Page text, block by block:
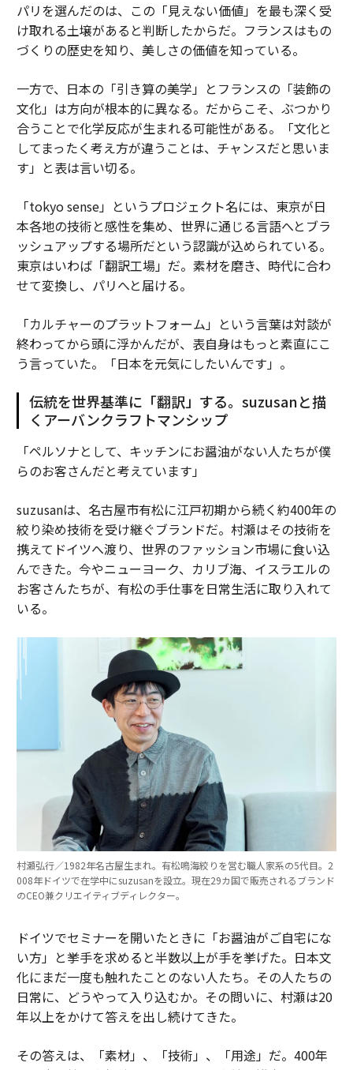
パリを選んだのは、この「見えない価値」を最も深く受
け取れる土壌があると判断したからだ。フランスはもの
づくりの歴史を知り、美しさの価値を知っている。
一方で、日本の「引き算の美学」とフランスの「装飾の
文化」は方向が根本的に異なる。だからこそ、ぶつかり
合うことで化学反応が生まれる可能性がある。「文化と
してまったく考え方が違うことは、チャンスだと思いま
す」と表は言い切る。
「tokyo sense」というプロジェクト名には、東京が日
本各地の技術と感性を集め、世界に通じる言語へとブラ
ッシュアップする場所だという認識が込められている。
東京はいわば「翻訳工場」だ。素材を磨き、時代に合わ
せて変換し、パリへと届ける。
「カルチャーのプラットフォーム」という言葉は対談が
終わってから頭に浮かんだが、表自身はもっと素直にこ
う言っていた。「日本を元気にしたいんです」。
伝統を世界基準に「翻訳」する。suzusanと描
くアーバンクラフトマンシップ
「ペルソナとして、キッチンにお醤油がない人たちが僕
らのお客さんだと考えています」
suzusanは、名古屋市有松に江戸初期から続く約400年の
絞り染め技術を受け継ぐブランドだ。村瀬はその技術を
携えてドイツへ渡り、世界のファッション市場に食い込
んできた。今やニューヨーク、カリブ海、イスラエルの
お客さんたちが、有松の手仕事を日常生活に取り入れて
いる。
村瀬弘行／1982年名古屋生まれ。有松鳴海絞りを営む職人家系の5代目。2
008年ドイツで在学中にsuzusanを設立。現在29カ国で販売されるブランド
のCEO兼クリエイティブディレクター。
ドイツでセミナーを開いたときに「お醤油がご自宅にな
い方」と挙手を求めると半数以上が手を挙げた。日本文
化にまだ一度も触れたことのない人たち。その人たちの
日常に、どうやって入り込むか。その問いに、村瀬は20
年以上をかけて答えを出し続けてきた。
その答えは、「素材」、「技術」、「用途」だ。400年